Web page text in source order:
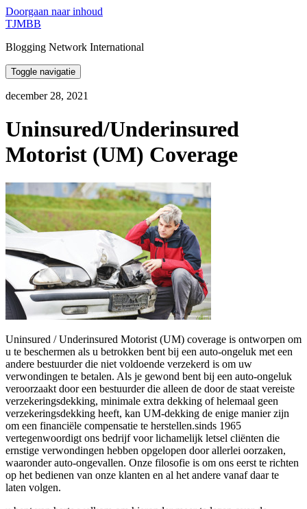
Doorgaan naar inhoud
TJMBB
Blogging Network International
Toggle navigatie
december 28, 2021
Uninsured/Underinsured
Motorist (UM) Coverage
Uninsured / Underinsured Motorist (UM) coverage is ontworpen om
u te beschermen als u betrokken bent bij een auto-ongeluk met een
andere bestuurder die niet voldoende verzekerd is om uw
verwondingen te betalen. Als je gewond bent bij een auto-ongeluk
veroorzaakt door een bestuurder die alleen de door de staat vereiste
verzekeringsdekking, minimale extra dekking of helemaal geen
verzekeringsdekking heeft, kan UM-dekking de enige manier zijn
om een financiële compensatie te herstellen.sinds 1965
vertegenwoordigt ons bedrijf voor lichamelijk letsel cliënten die
ernstige verwondingen hebben opgelopen door allerlei oorzaken,
waaronder auto-ongevallen. Onze filosofie is om ons eerst te richten
op het bedienen van onze klanten en al het andere vanaf daar te
laten volgen.